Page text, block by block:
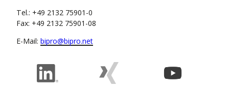
Tel.: +49 2132 75901-0
Fax: +49 2132 75901-08
E-Mail: bipro@bipro.net